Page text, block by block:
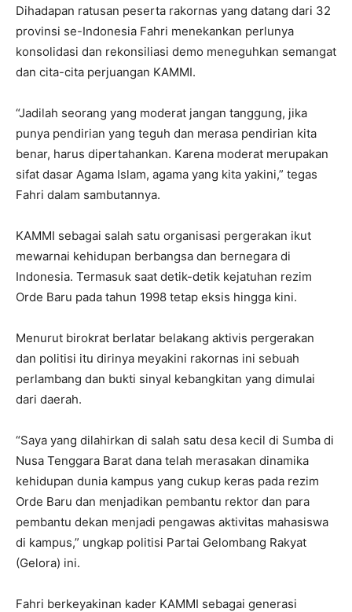
Dihadapan ratusan peserta rakornas yang datang dari 32
provinsi se-Indonesia Fahri menekankan perlunya
konsolidasi dan rekonsiliasi demo meneguhkan semangat
dan cita-cita perjuangan KAMMI.
“Jadilah seorang yang moderat jangan tanggung, jika
punya pendirian yang teguh dan merasa pendirian kita
benar, harus dipertahankan. Karena moderat merupakan
sifat dasar Agama Islam, agama yang kita yakini,” tegas
Fahri dalam sambutannya.
KAMMI sebagai salah satu organisasi pergerakan ikut
mewarnai kehidupan berbangsa dan bernegara di
Indonesia. Termasuk saat detik-detik kejatuhan rezim
Orde Baru pada tahun 1998 tetap eksis hingga kini.
Menurut birokrat berlatar belakang aktivis pergerakan
dan politisi itu dirinya meyakini rakornas ini sebuah
perlambang dan bukti sinyal kebangkitan yang dimulai
dari daerah.
“Saya yang dilahirkan di salah satu desa kecil di Sumba di
Nusa Tenggara Barat dana telah merasakan dinamika
kehidupan dunia kampus yang cukup keras pada rezim
Orde Baru dan menjadikan pembantu rektor dan para
pembantu dekan menjadi pengawas aktivitas mahasiswa
di kampus,” ungkap politisi Partai Gelombang Rakyat
(Gelora) ini.
Fahri berkeyakinan kader KAMMI sebagai generasi